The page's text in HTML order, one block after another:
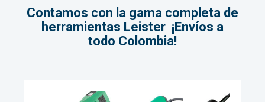
Contamos con la gama completa de
herramientas Leister ¡Envíos a
todo Colombia!